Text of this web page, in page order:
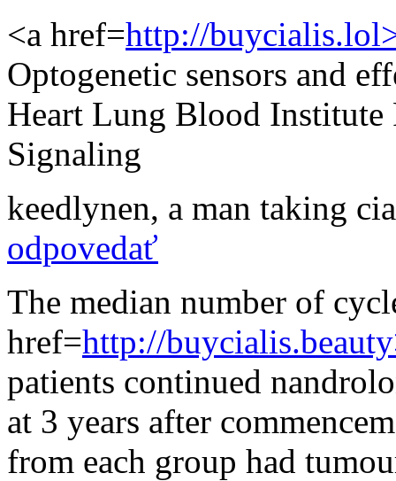
<a href=http://
Optogenetic sensors and
Heart Lung Blood Institute
Signaling
keedlynen, a man taking
odpovedať
The median number of
href=http://
patients continued
at 3 years after
from each group had